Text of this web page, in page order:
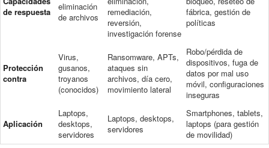
de respuesta
eliminación
de archivos
remediación,
reversión,
investigación forense
fábrica, gestión de
políticas
Protección
contra
Virus,
gusanos,
troyanos
(conocidos)
Ransomware, APTs,
ataques sin
archivos, día cero,
movimiento lateral
Robo/pérdida de
dispositivos, fuga de
datos por mal uso
móvil, configuraciones
inseguras
Aplicación
Laptops,
desktops,
servidores
Laptops, desktops,
servidores
Smartphones, tablets,
laptops (para gestión
de movilidad)